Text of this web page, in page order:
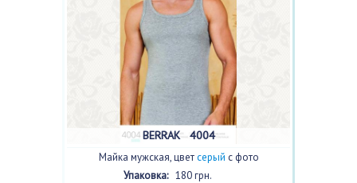
BERRAK 4004
Майка мужская, цветсерый с фото
Упаковка: 180 грн.